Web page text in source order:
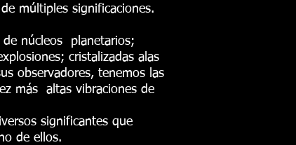
múltiples significaciones.
de núcleos planetarios;
cristalizadas alas
observadores, tenemos las
más altas vibraciones de
significantes que
de ellos.